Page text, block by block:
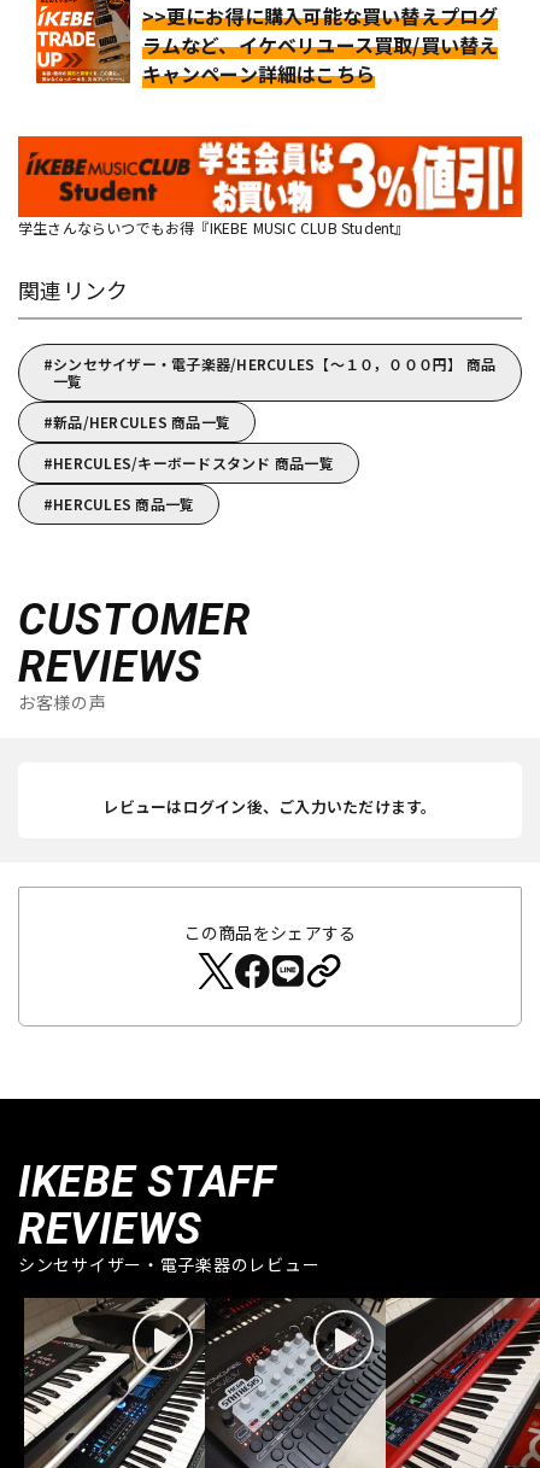
>>更にお得に購入可能な買い替えプログ
ラムなど、イケベリユース買取/買い替え
キャンペーン詳細はこちら
学生さんならいつでもお得『IKEBE MUSIC CLUB Student』
関連リンク
シンセサイザー・電子楽器/HERCULES【～１０，０００円】 商品
一覧
新品/HERCULES 商品一覧
HERCULES/キーボードスタンド 商品一覧
HERCULES 商品一覧
CUSTOMER
REVIEWS
お客様の声
レビューはログイン後、ご入力いただけます。
この商品をシェアする
IKEBE STAFF
REVIEWS
シンセサイザー・電子楽器のレビュー